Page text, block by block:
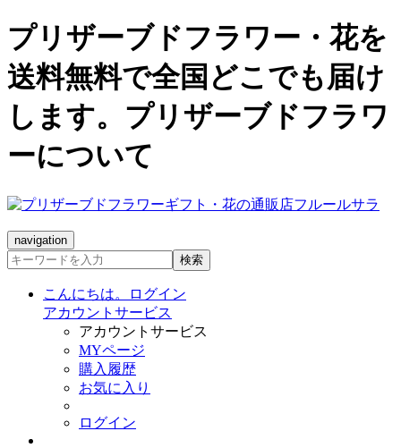
プリザーブドフラワー・花を
送料無料で全国どこでも届け
します。プリザーブドフラワ
ーについて
navigation
検索
こんにちは。ログイン
アカウントサービス
アカウントサービス
MYページ
購入履歴
お気に入り
ログイン